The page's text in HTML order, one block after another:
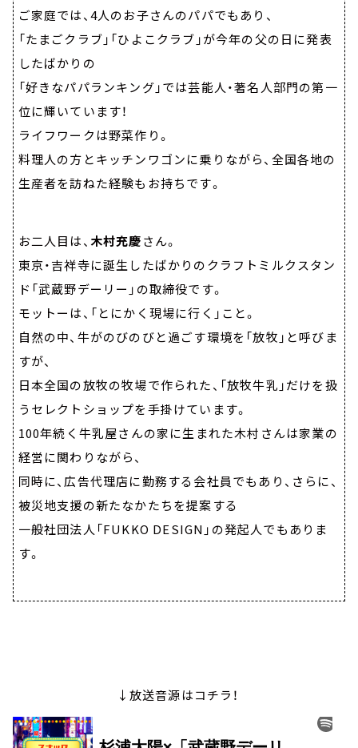
ご家庭では、4人のお子さんのパパでもあり、
「たまごクラブ」「ひよこクラブ」が今年の父の日に発表
したばかりの
「好きなパパランキング」では芸能人・著名人部門の第一
位に輝いています！
ライフワークは野菜作り。
料理人の方とキッチンワゴンに乗りながら、全国各地の
生産者を訪ねた経験もお持ちです。
お二人目は、 木村充慶さん。
東京・吉祥寺に誕生したばかりのクラフトミルクスタン
ド「武蔵野デーリー」の取締役です。
モットーは、「とにかく現場に行く」こと。
自然の中、牛がのびのびと過ごす環境を「放牧」と呼びま
すが、
日本全国の放牧の牧場で作られた、「放牧牛乳」だけを扱
うセレクトショップを手掛けています。
100年続く牛乳屋さんの家に生まれた木村さんは家業の
経営に関わりながら、
同時に、広告代理店に勤務する会社員でもあり、さらに、
被災地支援の新たなかたちを提案する
一般社団法人「FUKKO DESIGN」の発起人でもありま
す。
↓放送音源はコチラ！